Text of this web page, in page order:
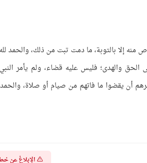
منه إلا بالتوبة، ما دمت تبت من ذلك، والحمد
الحق والهدى؛ فليس عليه قضاء، ولم يأمر
أن يقضوا ما فاتهم من صيام أو صلاة، والحمد
الإبلاغ عن